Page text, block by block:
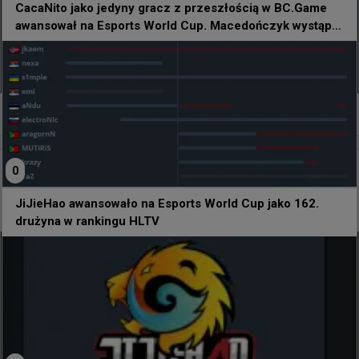
0
JiJieHao
JiJieHao awansowało na Esports World Cup jako
162. drużyna w rankingu HLTV
CacaNito jako jedyny gracz z przeszłością w BC.Game
awansował na Esports World Cup. Macedończyk wystąpi
na turnieju w barwach JiJieHao
0
JiJieHao awansowało na Esports World Cup jako 162.
drużyna w rankingu HLTV